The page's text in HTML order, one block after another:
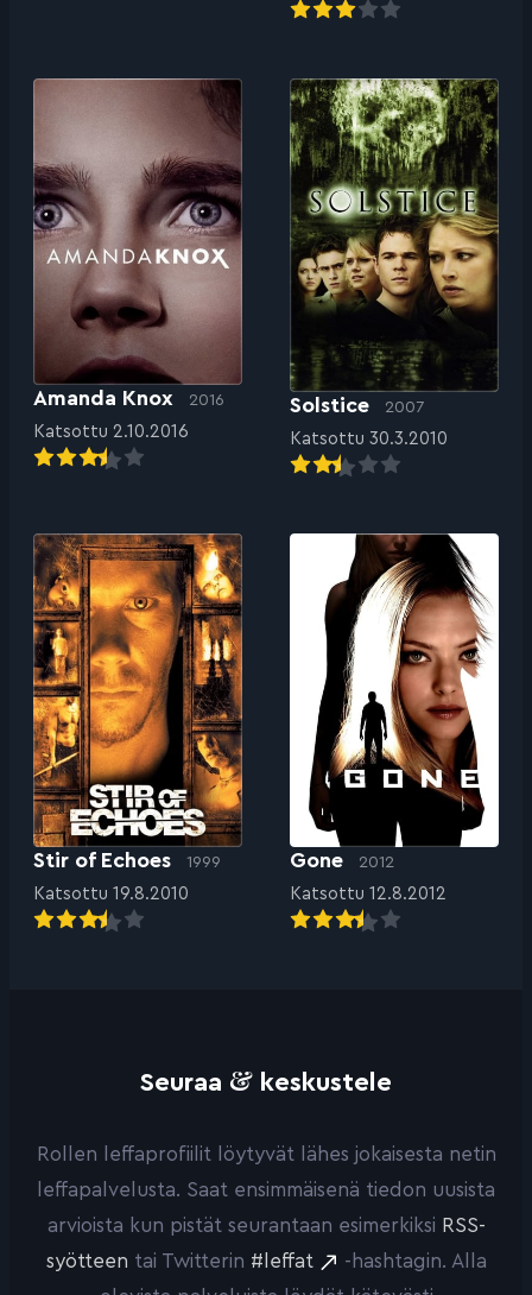
Amanda Knox 2016
Katsottu 2.10.2016
Solstice 2007
Katsottu 30.3.2010
Stir of Echoes 1999
Katsottu 19.8.2010
Gone 2012
Katsottu 12.8.2012
Seuraa & keskustele
Rollen leffaprofiilit löytyvät lähes jokaisesta netin
leffapalvelusta. Saat ensimmäisenä tiedon uusista
arvioista kun pistät seurantaan esimerkiksi RSS-
syötteen tai Twitterin #leffat
-hashtagin. Alla